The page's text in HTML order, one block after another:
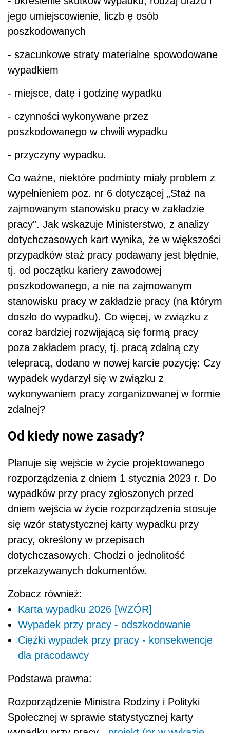
jego umiejscowienie, liczb ę osób
poszkodowanych
- szacunkowe straty materialne spowodowane
wypadkiem
- miejsce, datę i godzinę wypadku
- czynności wykonywane przez
poszkodowanego w chwili wypadku
- przyczyny wypadku.
Co ważne, niektóre podmioty miały problem z
wypełnieniem poz. nr 6 dotyczącej „Staż na
zajmowanym stanowisku pracy w zakładzie
pracy”. Jak wskazuje Ministerstwo, z analizy
dotychczasowych kart wynika, że w większości
przypadków staż pracy podawany jest błędnie,
tj. od początku kariery zawodowej
poszkodowanego, a nie na zajmowanym
stanowisku pracy w zakładzie pracy (na którym
doszło do wypadku). Co więcej, w związku z
coraz bardziej rozwijającą się formą pracy
poza zakładem pracy, tj. pracą zdalną czy
telepracą, dodano w nowej karcie pozycję: Czy
wypadek wydarzył się w związku z
wykonywaniem pracy zorganizowanej w formie
zdalnej?
Od kiedy nowe zasady?
Planuje się wejście w życie projektowanego
rozporządzenia z dniem 1 stycznia 2023 r. Do
wypadków przy pracy zgłoszonych przed
dniem wejścia w życie rozporządzenia stosuje
się wzór statystycznej karty wypadku przy
pracy, określony w przepisach
dotychczasowych. Chodzi o jednolitość
przekazywanych dokumentów.
Zobacz również:
Karta wypadku 2026 [WZÓR]
Wypadek przy pracy - odszkodowanie
Ciężki wypadek przy pracy - konsekwencje
dla pracodawcy
Podstawa prawna:
Rozporządzenie Ministra Rodziny i Polityki
Społecznej w sprawie statystycznej karty